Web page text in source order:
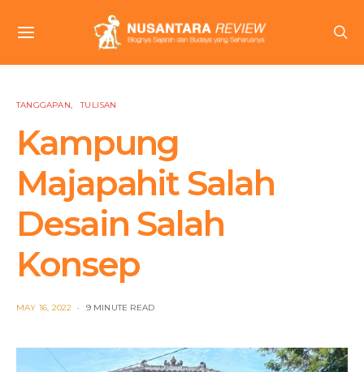
TANGGAPAN TULISAN
Kampung
Majapahit Salah
Desain Salah
Konsep
POSTED
MAY 16, 2022 9 MINUTE READ